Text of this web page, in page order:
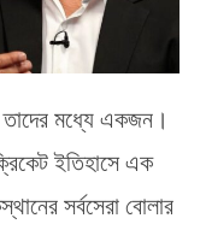
মধ্যে একজন।
ইতিহাসে এক
সর্বসেরা বোলার